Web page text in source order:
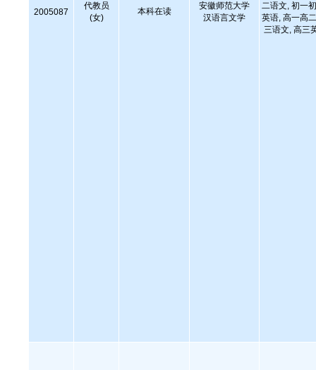
2005087
代教员
(女)
本科在读
安徽师范大学
汉语言文学
二语文, 初一
英语, 高一高
三语文, 高三